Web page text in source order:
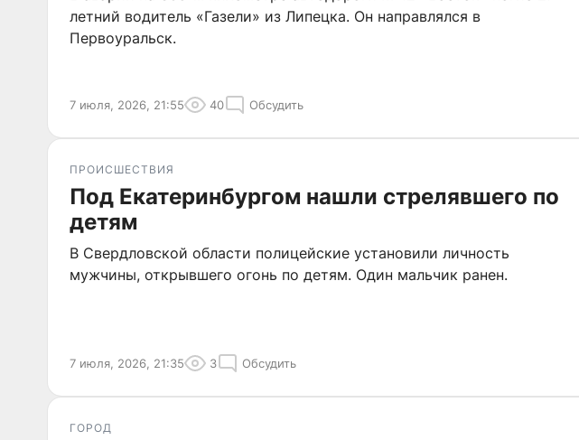
летний водитель «Газели» из Липецка. Он направлялся в
Первоуральск.
7 июля, 2026, 21:55 40 Обсудить
ПРОИСШЕСТВИЯ
Под Екатеринбургом нашли стрелявшего по
детям
В Свердловской области полицейские установили личность
мужчины, открывшего огонь по детям. Один мальчик ранен.
7 июля, 2026, 21:35 3 Обсудить
ГОРОД